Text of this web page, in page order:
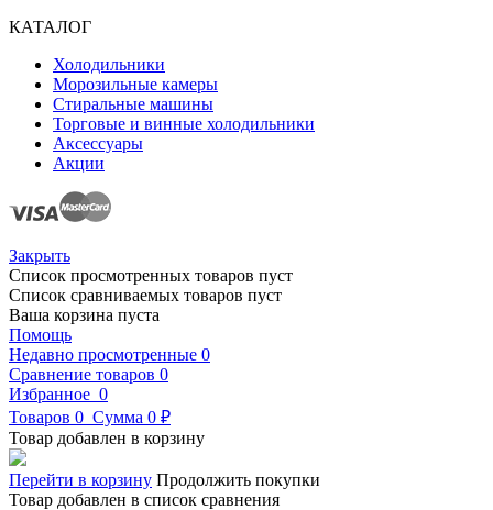
КАТАЛОГ
Холодильники
Морозильные камеры
Стиральные машины
Торговые и винные холодильники
Аксессуары
Акции
Закрыть
Список просмотренных товаров пуст
Список сравниваемых товаров пуст
Ваша корзина пуста
Помощь
Недавно просмотренные 0
Сравнение товаров 0
Избранное 0
Товаров 0 Сумма 0 ₽
Товар добавлен в корзину
Перейти в корзину Продолжить покупки
Товар добавлен в список сравнения